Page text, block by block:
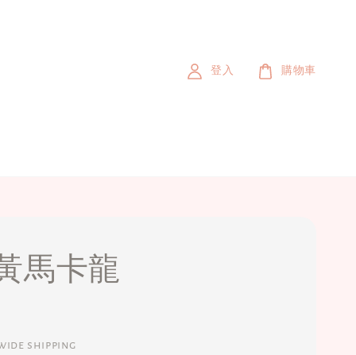
登入 購物車
馬卡龍
shipping